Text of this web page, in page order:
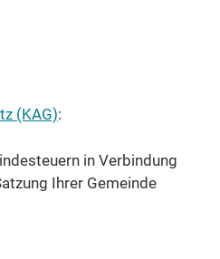
(KAG):
in Verbindung
Ihrer Gemeinde